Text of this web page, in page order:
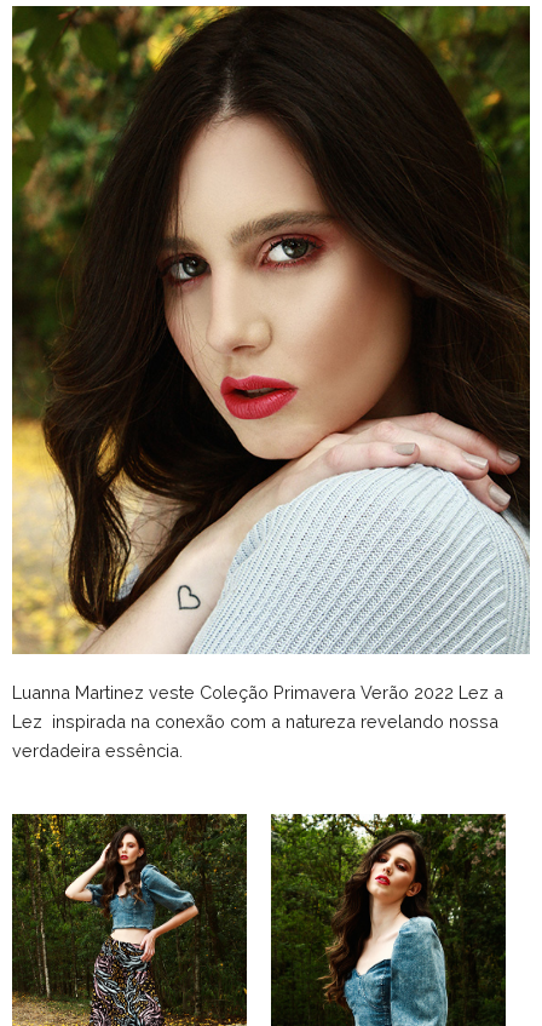
Luanna Martinez veste Coleção Primavera Verão 2022 Lez a
Lez inspirada na conexão com a natureza revelando nossa
verdadeira essência.